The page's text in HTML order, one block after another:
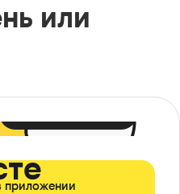
или
приложении